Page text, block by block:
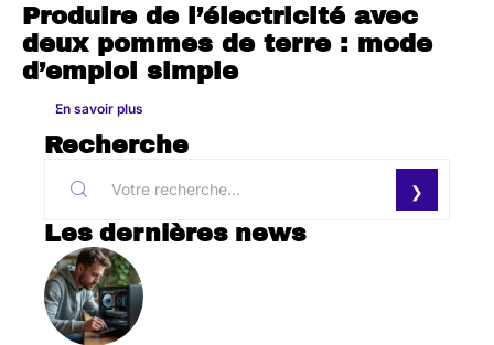
Produire de l’électricité avec
deux pommes de terre : mode
d’emploi simple
En savoir plus
Recherche
Les dernières news